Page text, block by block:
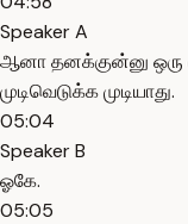
Speaker A
ஆனா தனக்குன்னு ஒரு
முடிவெடுக்க முடியாது.
05:04
Speaker B
ஓகே.
05:05